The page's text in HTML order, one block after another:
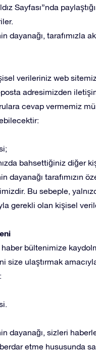
Sayfası”nda
dayanağı, tarafımızla
verileriniz web
adresimizden
cevap vermemiz
bahsettiğiniz diğer
dayanağı tarafımızın
Bu sebeple,
gerekli olan kişisel
bültenimize
size ulaştırmak
dayanağı, sizleri
etme hususunda